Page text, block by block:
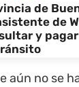
de
de
y
aún no se